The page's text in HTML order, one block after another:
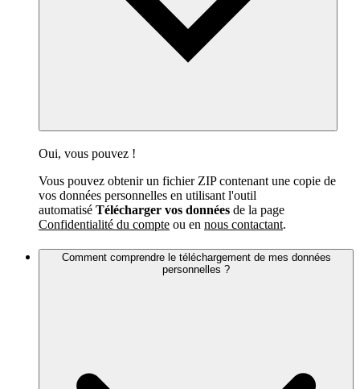
Oui, vous pouvez !
Vous pouvez obtenir un fichier ZIP contenant une copie de
vos données personnelles en utilisant l'outil
automatisé Télécharger vos données de la page
Confidentialité du compte ou en nous contactant.
Comment comprendre le téléchargement de mes données
personnelles ?